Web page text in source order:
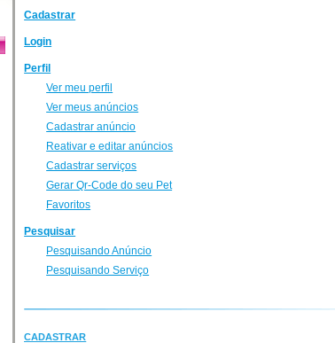
Cadastrar
Login
Perfil
Ver meu perfil
Ver meus anúncios
Cadastrar anúncio
Reativar e editar anúncios
Cadastrar serviços
Gerar Qr-Code do seu Pet
Favoritos
Pesquisar
Pesquisando Anúncio
Pesquisando Serviço
CADASTRAR